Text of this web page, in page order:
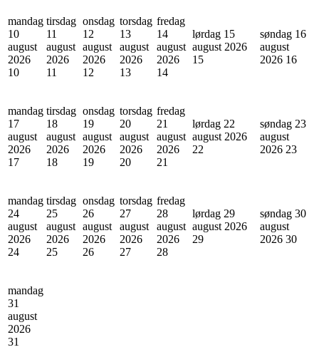
mandag
10
august
2026
10
tirsdag
11
august
2026
11
onsdag
12
august
2026
12
torsdag
13
august
2026
13
fredag
14
august
2026
14
lørdag 15
august 2026
15
søndag 16
august
2026 16
mandag
17
august
2026
17
tirsdag
18
august
2026
18
onsdag
19
august
2026
19
torsdag
20
august
2026
20
fredag
21
august
2026
21
lørdag 22
august 2026
22
søndag 23
august
2026 23
mandag
24
august
2026
24
tirsdag
25
august
2026
25
onsdag
26
august
2026
26
torsdag
27
august
2026
27
fredag
28
august
2026
28
lørdag 29
august 2026
29
søndag 30
august
2026 30
mandag
31
august
2026
31